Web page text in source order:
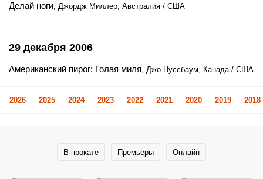
Делай ноги, Джордж Миллер, Австралия / США
29 декабря 2006
Американский пирог: Голая миля, Джо Нуссбаум, Канада / США
2026 2025 2024 2023 2022 2021 2020 2019 2018
В прокате Премьеры Онлайн